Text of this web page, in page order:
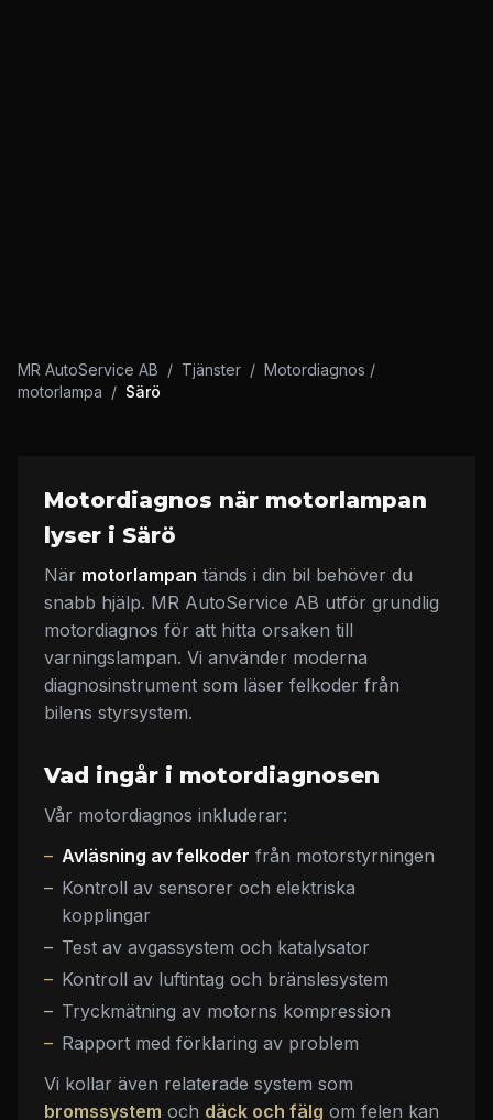
MR AutoService AB / Tjänster / Motordiagnos /
motorlampa / Särö
Motordiagnos när motorlampan
lyser i Särö
När motorlampan tänds i din bil behöver du
snabb hjälp. MR AutoService AB utför grundlig
motordiagnos för att hitta orsaken till
varningslampan. Vi använder moderna
diagnosinstrument som läser felkoder från
bilens styrsystem.
Vad ingår i motordiagnosen
Vår motordiagnos inkluderar:
Avläsning av felkoder från motorstyrningen
Kontroll av sensorer och elektriska
kopplingar
Test av avgassystem och katalysator
Kontroll av luftintag och bränslesystem
Tryckmätning av motorns kompression
Rapport med förklaring av problem
Vi kollar även relaterade system som
bromssystem och däck och fälg om felen kan